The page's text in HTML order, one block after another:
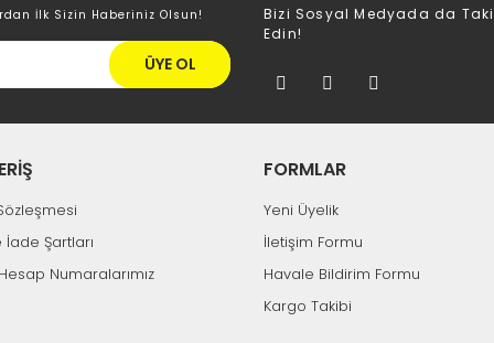
Tükendi
Aynı Gün Kargo
İlk Sizin Haberiniz Olsun!
ÜYE OL
Bizi Sosyal Medyada da
Edin!
Şartları
Numaralarımız
FORMLAR
Yeni Üyelik
İletişim Formu
Havale Bildirim Formu
Kargo Takibi